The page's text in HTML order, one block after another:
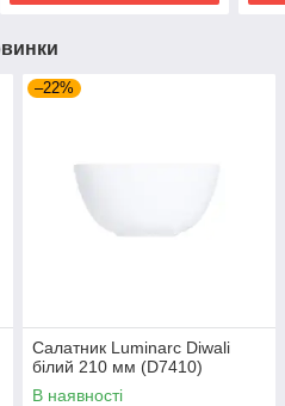
–22%
Салатник Luminarc Diwali
білий 210 мм (D7410)
В наявності